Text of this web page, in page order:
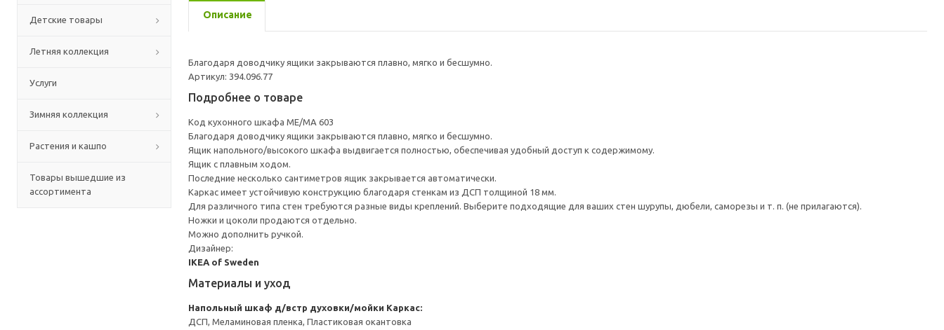
Детские товары
Летняя коллекция
Услуги
Зимняя коллекция
Растения и кашпо
Товары вышедшие из
ассортимента
Описание
Благодаря доводчику ящики закрываются плавно, мягко и бесшумно.
Артикул: 394.096.77
Подробнее о товаре
Код кухонного шкафа ME/MA 603
Благодаря доводчику ящики закрываются плавно, мягко и бесшумно.
Ящик напольного/высокого шкафа выдвигается полностью, обеспечивая удобный доступ к содержимому.
Ящик с плавным ходом.
Последние несколько сантиметров ящик закрывается автоматически.
Каркас имеет устойчивую конструкцию благодаря стенкам из ДСП толщиной 18 мм.
Для различного типа стен требуются разные виды креплений. Выберите подходящие для ваших стен шурупы, дюбели, саморезы и т. п. (не прилагаются).
Ножки и цоколи продаются отдельно.
Можно дополнить ручкой.
Дизайнер:
IKEA of Sweden
Материалы и уход
Напольный шкаф д/встр духовки/мойки Каркас:
ДСП, Меламиновая пленка, Пластиковая окантовка